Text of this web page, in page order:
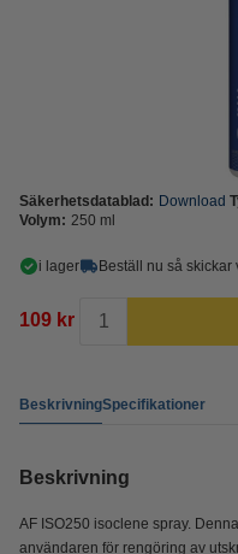
Säkerhetsdatablad: Download
Volym: 250 ml
i lager Beställ nu så skickar
109 kr
BeskrivningSpecifikationer
Beskrivning
AF ISO250 isoclene spray.
användaren för rengöring av